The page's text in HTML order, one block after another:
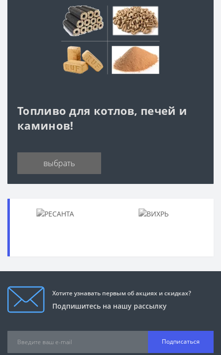
Топливо для котлов, печей и
каминов!
выбрать
Хотите узнавать первым об акциях и скидках?
Подпишитесь на нашу рассылку
Подписаться